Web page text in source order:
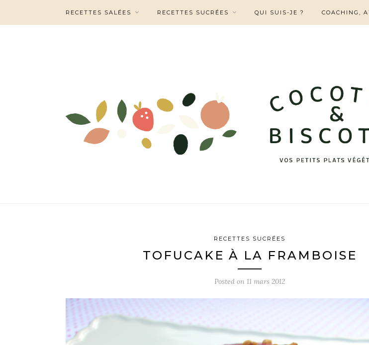
RECETTES SALÉES RECETTES SUCRÉES QUI SUIS-JE ? COACHING,
RECETTES SUCRÉES
TOFUCAKE À LA FRAMBOISE
Posted on 11 mars 2012